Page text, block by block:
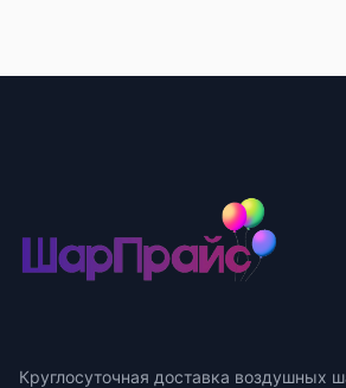
Круглосуточная доставка воздушных